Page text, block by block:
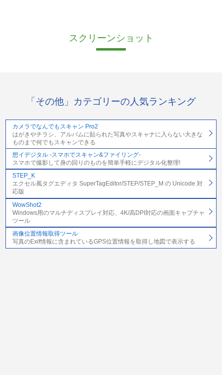
スクリーンショット
「その他」カテゴリーの人気ランキング
カメラでなんでもスキャン Pro2
はがきやチラシ、アルバムに貼られた写真やスキャナに入らない大きな
ものまで何でもスキャンできる
想イデジタル -スマホでスキャン&ファイリング-
スマホで撮影して身の回りのものを簡単手軽にデジタル化整理!
STEP_K
エクセル風タグエディタ SuperTagEditor/STEP/STEP_M の Unicode 対
応版
WowShot2
Windows用のマルチディスプレイ対応、4K/高DPI対応の画面キャプチャ
ツール
画像位置情報取得ツール
写真のExif情報に含まれているGPS位置情報を取得し地図で表示する